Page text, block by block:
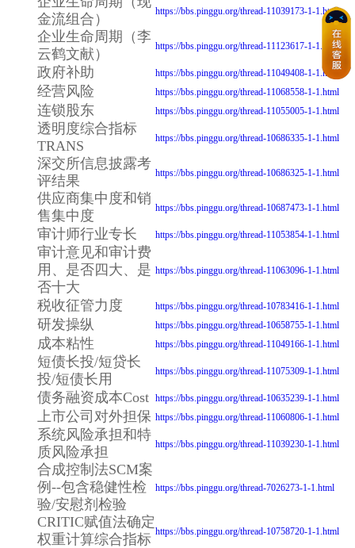
金流组合）
https://bbs.pinggu.org/thread-11039173-1-1.html
企业生命周期（李
云鹤文献）
https://bbs.pinggu.org/thread-11123617-1-1.html
政府补助 https://bbs.pinggu.org/thread-11049408-1-1.html
经营风险 https://bbs.pinggu.org/thread-11068558-1-1.html
连锁股东 https://bbs.pinggu.org/thread-11055005-1-1.html
透明度综合指标
TRANS
https://bbs.pinggu.org/thread-10686335-1-1.html
深交所信息披露考
评结果
https://bbs.pinggu.org/thread-10686325-1-1.html
供应商集中度和销
售集中度
https://bbs.pinggu.org/thread-10687473-1-1.html
审计师行业专长 https://bbs.pinggu.org/thread-11053854-1-1.html
审计意见和审计费
用、是否四大、是
否十大
https://bbs.pinggu.org/thread-11063096-1-1.html
税收征管力度 https://bbs.pinggu.org/thread-10783416-1-1.html
研发操纵 https://bbs.pinggu.org/thread-10658755-1-1.html
成本粘性 https://bbs.pinggu.org/thread-11049166-1-1.html
短债长投/短贷长
投/短债长用
https://bbs.pinggu.org/thread-11075309-1-1.html
债务融资成本Cost https://bbs.pinggu.org/thread-10635239-1-1.html
上市公司对外担保 https://bbs.pinggu.org/thread-11060806-1-1.html
系统风险承担和特
质风险承担
https://bbs.pinggu.org/thread-11039230-1-1.html
合成控制法SCM案
例--包含稳健性检
验/安慰剂检验
https://bbs.pinggu.org/thread-7026273-1-1.html
CRITIC赋值法确定
权重计算综合指标 https://bbs.pinggu.org/thread-10758720-1-1.html